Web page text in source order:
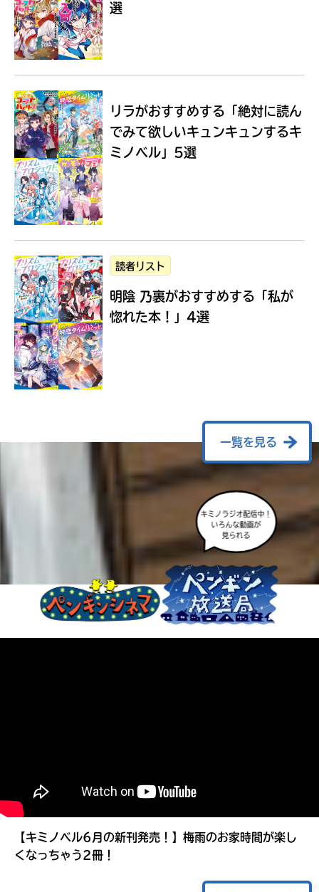
Loading...
選
リラがおすすめする 「絶対に読ん
でみて欲しいキュンキュンするキ
ミノベル」5選
読者リスト
明陰 乃裏がおすすめする 「私が
惚れた本！」4選
一覧を見る
キミノラジオ配信中！
いろんな動画が
見られる
【キミノベル6月の新刊発売！】梅雨のお家時間が楽し
くなっちゃう2冊！
に
エ
も
度
み
て
ね
る